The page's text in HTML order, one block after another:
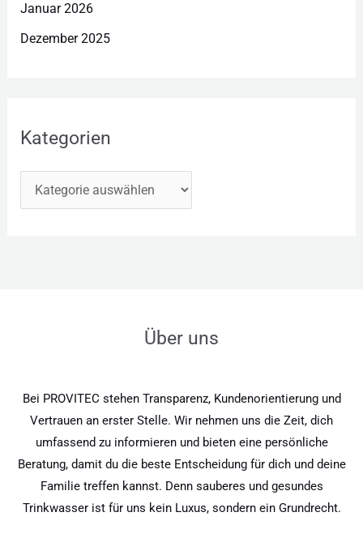
Januar 2026
Dezember 2025
Kategorien
Über uns
Bei PROVITEC stehen Transparenz, Kundenorientierung und
Vertrauen an erster Stelle. Wir nehmen uns die Zeit, dich
umfassend zu informieren und bieten eine persönliche
Beratung, damit du die beste Entscheidung für dich und deine
Familie treffen kannst. Denn sauberes und gesundes
Trinkwasser ist für uns kein Luxus, sondern ein Grundrecht.